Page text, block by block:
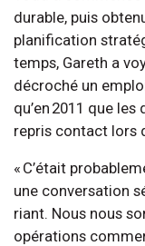
durable, puis
planification
temps, Gareth a
décroché un
qu’en 2011 que
repris contact lors
« C’était
une conversation
riant. Nous nous
opérations